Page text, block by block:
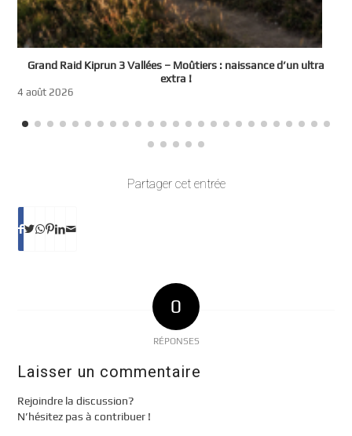
Grand Raid Kiprun 3 Vallées – Moûtiers : naissance d’un ultra
extra !
4 août 2026
Partager cet entrée
0
RÉPONSES
Laisser un commentaire
Rejoindre la discussion?
N’hésitez pas à contribuer !